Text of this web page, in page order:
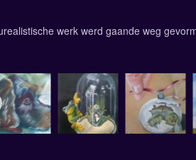
werk werd gaande weg